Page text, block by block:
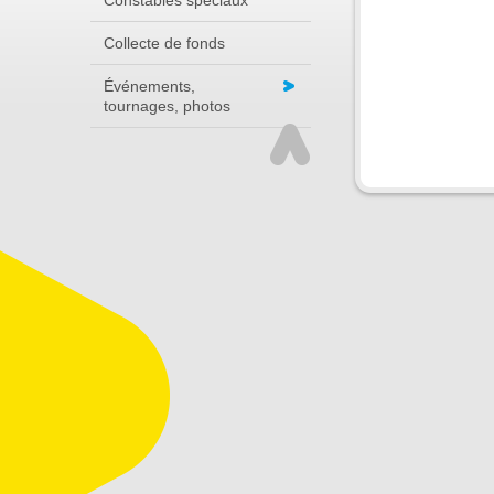
Collecte de fonds
Événements,
tournages, photos